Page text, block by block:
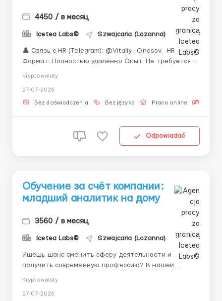
4450 / в месяц
Icetea Labs© Szwajcaria (Lozanna)
👤 Связь с HR (Telegram): @Vitaliy_Onosov_HR
Формат: Полностью удалённо Опыт: Не требуется
розничных трейдеров, ежедневно обрабатывая
огромные объемы данных. Наша команда растет, и
Kryptowaluty
27-07-2026
Bez doświadczenia Bez języka Praca online
Odpowiadać
Обучение за счёт компании:
младший аналитик на дому
3560 / в месяц
Icetea Labs© Szwajcaria (Lozanna)
Ищешь шанс сменить сферу деятельности и
получить современную профессию? В нашей
👤 Наш HR-менеджер в Telegram: @ELiza_harisova
Kryptowaluty
27-07-2026